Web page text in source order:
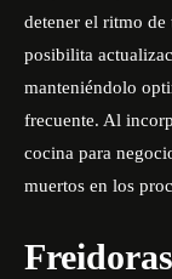
detener el ritmo
posibilita
manteniéndolo
frecuente. Al
cocina para
muertos en los